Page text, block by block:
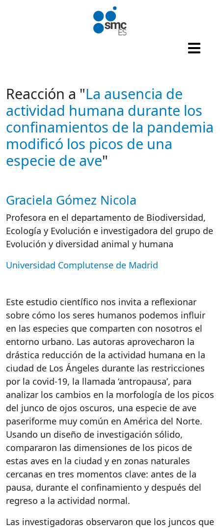
Pasar al contenido principal
Reacción a "La ausencia de
actividad humana durante los
confinamientos de la pandemia
modificó los picos de una
especie de ave"
Autor/es reacciones
Graciela Gómez Nicola
Profesora en el departamento de Biodiversidad,
Ecología y Evolución e investigadora del grupo de
Evolución y diversidad animal y humana
Universidad Complutense de Madrid
Este estudio científico nos invita a reflexionar
sobre cómo los seres humanos podemos influir
en las especies que comparten con nosotros el
entorno urbano. Las autoras aprovecharon la
drástica reducción de la actividad humana en la
ciudad de Los Ángeles durante las restricciones
por la covid-19, la llamada ‘antropausa’, para
analizar los cambios en la morfología de los picos
del junco de ojos oscuros, una especie de ave
paseriforme muy común en América del Norte.
Usando un diseño de investigación sólido,
compararon las dimensiones de los picos de
estas aves en la ciudad y en zonas naturales
cercanas en tres momentos clave: antes de la
pausa, durante el confinamiento y después del
regreso a la actividad normal.
Las investigadoras observaron que los juncos que